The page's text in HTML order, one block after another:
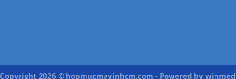
Copyright 2026 © hopmucmayinhcm.com - Powered by